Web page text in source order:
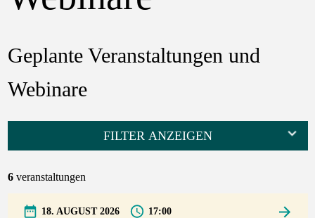
Geplante Veranstaltungen und
Webinare
FILTER ANZEIGEN
6 veranstaltungen
18. AUGUST 2026 17:00